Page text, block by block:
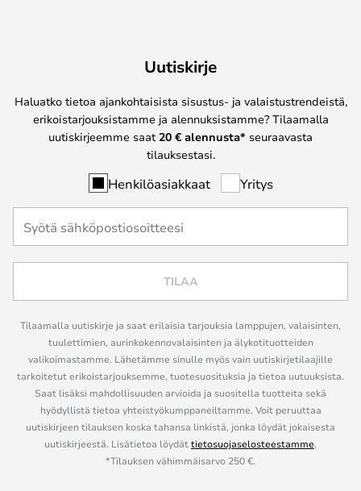
Uutiskirje
Haluatko tietoa ajankohtaisista sisustus- ja valaistustrendeistä,
erikoistarjouksistamme ja alennuksistamme? Tilaamalla
uutiskirjeemme saat 20 € alennusta* seuraavasta
tilauksestasi.
Henkilöasiakkaat Yritys
TILAA
Tilaamalla uutiskirje ja saat erilaisia tarjouksia lamppujen, valaisinten,
tuulettimien, aurinkokennovalaisinten ja älykotituotteiden
valikoimastamme. Lähetämme sinulle myös vain uutiskirjetilaajille
tarkoitetut erikoistarjouksemme, tuotesuosituksia ja tietoa uutuuksista.
Saat lisäksi mahdollisuuden arvioida ja suositella tuotteita sekä
hyödyllistä tietoa yhteistyökumppaneiltamme. Voit peruuttaa
uutiskirjeen tilauksen koska tahansa linkistä, jonka löydät jokaisesta
uutiskirjeestä. Lisätietoa löydättietosuojaselosteestamme.
*Tilauksen vähimmäisarvo 250 €.